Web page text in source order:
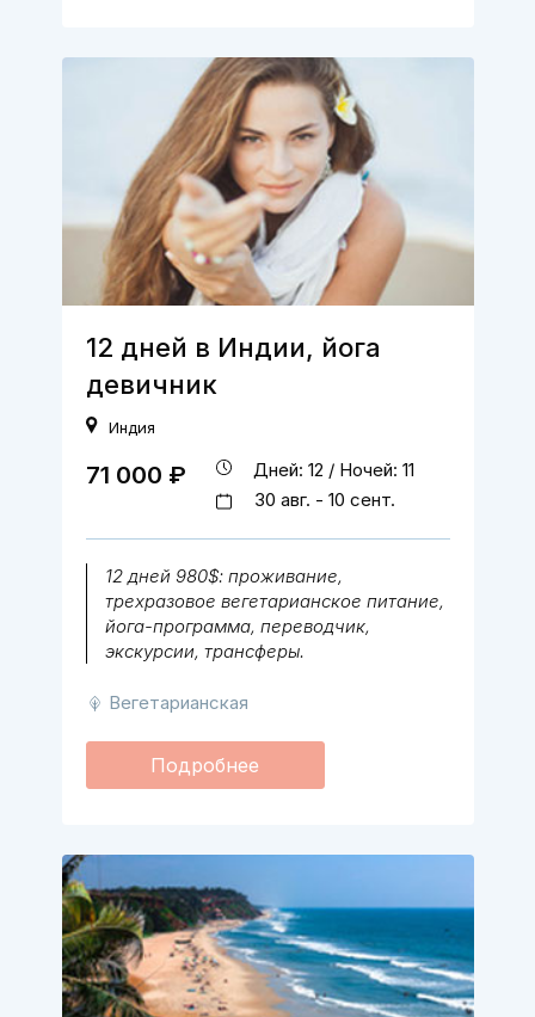
12 дней в Индии, йога
девичник
Индия
12 дней 980$: проживание,
трехразовое вегетарианское питание,
йога-программа, переводчик,
экскурсии, трансферы.
Вегетарианская
71 000 ₽
Дней: 12 / Ночей: 11
30 авг. - 10 сент.
Подробнее